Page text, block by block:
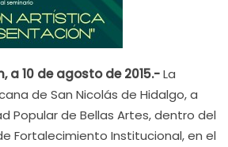
a 10 de agosto de 2015.-La
de San Nicolás de Hidalgo, a
Popular de Bellas Artes, dentro del
Fortalecimiento Institucional, en el